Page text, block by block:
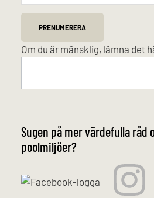
PRENUMERERA
Om du är mänsklig, lämna det
Sugen på mer värdefulla råd
poolmiljöer?